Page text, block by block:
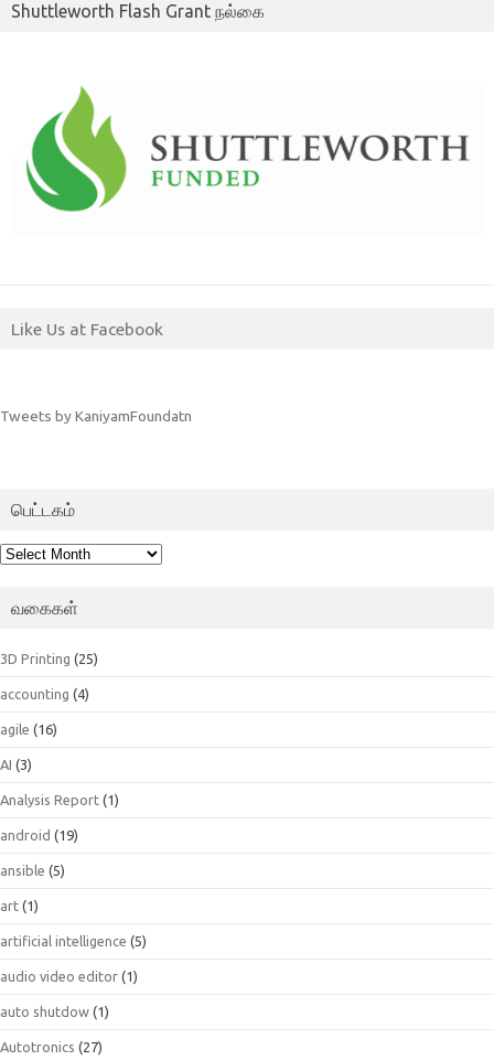
Shuttleworth Flash Grant நல்கை
Like Us at Facebook
Tweets by KaniyamFoundatn
பெட்டகம்
பெட்டகம்
வகைகள்
3D Printing (25)
accounting (4)
agile (16)
AI (3)
Analysis Report (1)
android (19)
ansible (5)
art (1)
artificial intelligence (5)
audio video editor (1)
auto shutdow (1)
Autotronics (27)